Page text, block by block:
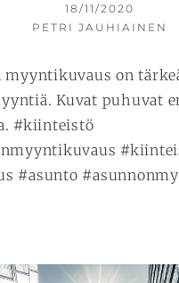
KIRJOITETTU
18/11/2020
KIRJOITTAJA
PETRI JAUHIAINEN
on
Kuvat puhuvat
#kiinteistö
#asunto